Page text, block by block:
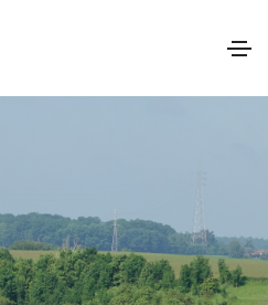
SONT
ET DE
: